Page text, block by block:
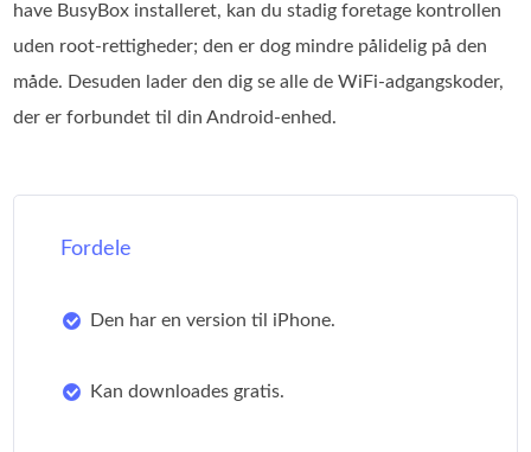
have BusyBox installeret, kan du stadig foretage kontrollen
uden root‑rettigheder; den er dog mindre pålidelig på den
måde. Desuden lader den dig se alle de WiFi‑adgangskoder,
der er forbundet til din Android‑enhed.
Fordele
Den har en version til iPhone.
Kan downloades gratis.